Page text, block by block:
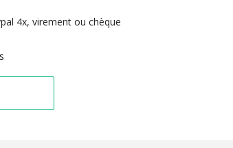
4x, virement ou chèque